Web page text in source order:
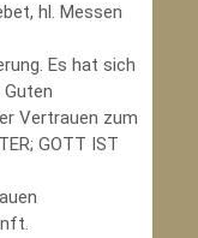
hl. Messen
Es hat sich
Vertrauen zum
GOTT IST